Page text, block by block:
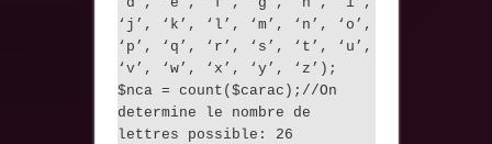
‘j’, ‘k’, ‘l’, ‘m’, ‘n’, ‘o’,
‘p’, ‘q’, ‘r’, ‘s’, ‘t’, ‘u’,
‘v’, ‘w’, ‘x’, ‘y’, ‘z’);
$nca = count($carac);//On
determine le nombre de
lettres possible: 26